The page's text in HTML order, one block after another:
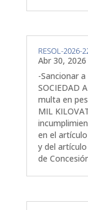
RESOL-2026-
Abr 30, 2026
-Sancionar a
SOCIEDAD
multa en
MIL
en el
y del
de